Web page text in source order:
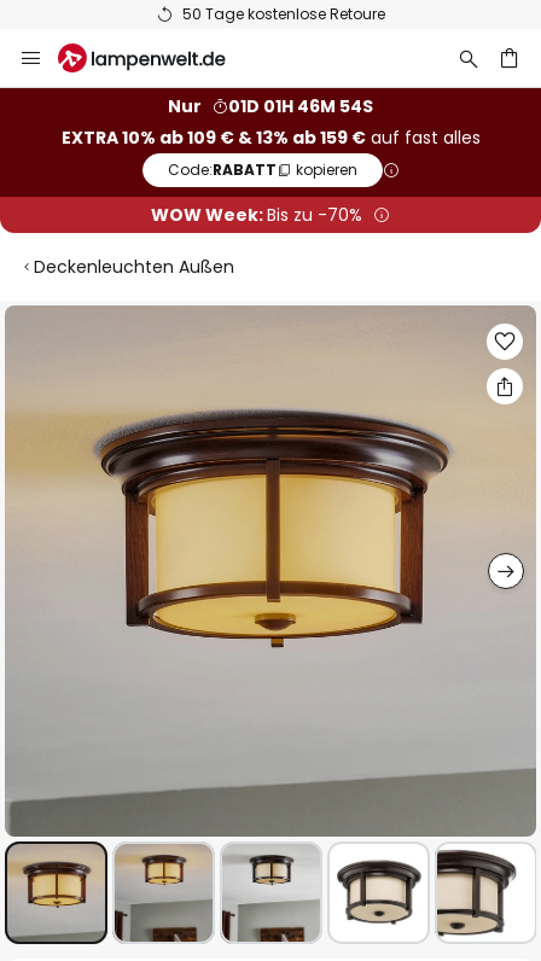
50 Tage kostenlose Retoure
Inhalt
Nur
01D 01H 46M 53S
EXTRA 10% ab 109 € & 13% ab 159 €auf fast alles
Code:RABATT kopieren
WOW Week:Bis zu -70%
Deckenleuchten Außen
Zum
Bildgalerie